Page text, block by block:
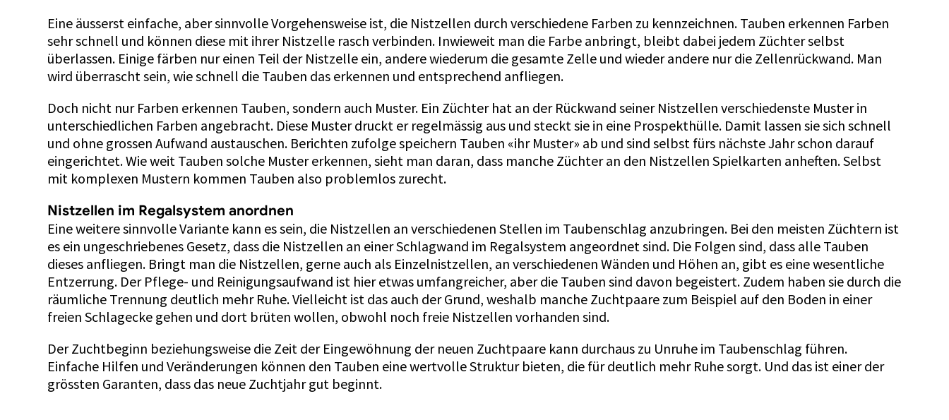
Eine äusserst einfache, aber sinnvolle Vorgehensweise ist, die Nistzellen durch verschiedene Farben zu kennzeichnen. Tauben erkennen Farben
sehr schnell und können diese mit ihrer Nistzelle rasch verbinden. Inwieweit man die Farbe anbringt, bleibt dabei jedem Züchter selbst
überlassen. Einige färben nur einen Teil der Nistzelle ein, andere wiederum die gesamte Zelle und wieder andere nur die Zellenrückwand. Man
wird überrascht sein, wie schnell die Tauben das erkennen und entsprechend anfliegen.
Doch nicht nur Farben erkennen Tauben, sondern auch Muster. Ein Züchter hat an der Rückwand seiner Nistzellen verschiedenste Muster in
unterschiedlichen Farben angebracht. Diese Muster druckt er regelmässig aus und steckt sie in eine Prospekthülle. Damit lassen sie sich schnell
und ohne grossen Aufwand austauschen. Berichten zufolge speichern Tauben «ihr Muster» ab und sind selbst fürs nächste Jahr schon darauf
eingerichtet. Wie weit Tauben solche Muster erkennen, sieht man daran, dass manche Züchter an den Nistzellen Spielkarten anheften. Selbst
mit komplexen Mustern kommen Tauben also problemlos zurecht.
Nistzellen im Regalsystem anordnen
Eine weitere sinnvolle Variante kann es sein, die Nistzellen an verschiedenen Stellen im Taubenschlag anzubringen. Bei den meisten Züchtern ist
es ein ungeschriebenes Gesetz, dass die Nistzellen an einer Schlagwand im Regalsystem angeordnet sind. Die Folgen sind, dass alle Tauben
dieses anfliegen. Bringt man die Nistzellen, gerne auch als Einzelnistzellen, an verschiedenen Wänden und Höhen an, gibt es eine wesentliche
Entzerrung. Der Pflege- und Reinigungsaufwand ist hier etwas umfangreicher, aber die Tauben sind davon begeistert. Zudem haben sie durch die
räumliche Trennung deutlich mehr Ruhe. Vielleicht ist das auch der Grund, weshalb manche Zuchtpaare zum Beispiel auf den Boden in einer
freien Schlagecke gehen und dort brüten wollen, obwohl noch freie Nistzellen vorhanden sind.
Der Zuchtbeginn beziehungsweise die Zeit der Eingewöhnung der neuen Zuchtpaare kann durchaus zu Unruhe im Taubenschlag führen.
Einfache Hilfen und Veränderungen können den Tauben eine wertvolle Struktur bieten, die für deutlich mehr Ruhe sorgt. Und das ist einer der
grössten Garanten, dass das neue Zuchtjahr gut beginnt.